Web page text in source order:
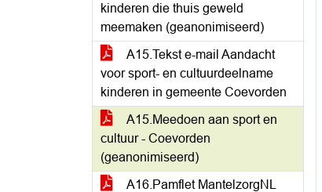
kinderen die thuis geweld
meemaken (geanonimiseerd)
A15.Tekst e-mail Aandacht
voor sport- en cultuurdeelname
kinderen in gemeente Coevorden
A15.Meedoen aan sport en
cultuur - Coevorden
(geanonimiseerd)
A16.Pamflet MantelzorgNL